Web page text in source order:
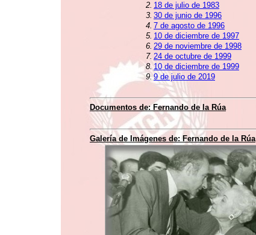
2. 18 de julio de 1983
3. 30 de junio de 1996
4. 7 de agosto de 1996
5. 10 de diciembre de 1997
6. 29 de noviembre de 1998
7. 24 de octubre de 1999
8. 10 de diciembre de 1999
9.9 de julio de 2019
Documentos de: Fernando de la Rúa
Galería de Imágenes de: Fernando de la Rúa